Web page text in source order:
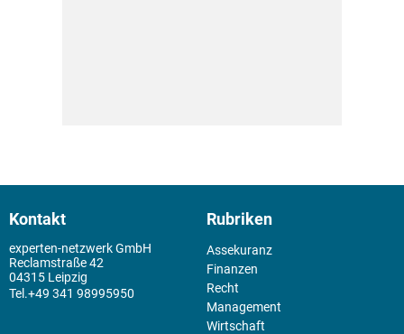
Kontakt
experten-netzwerk GmbH
Reclamstraße 42
04315 Leipzig
+49 341 98995950
Rubriken
Assekuranz
Finanzen
Recht
Management
Wirtschaft